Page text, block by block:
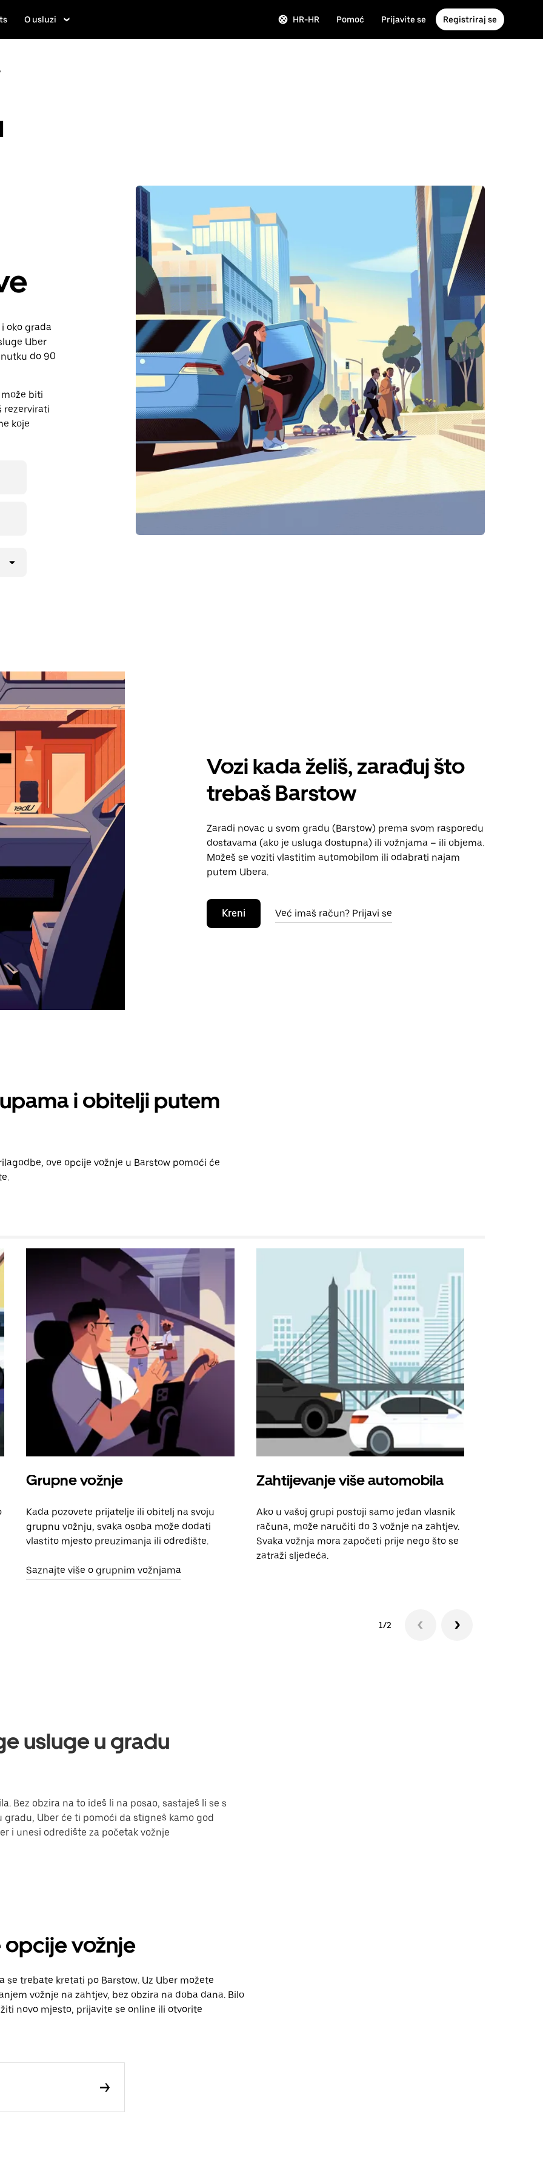
O usluzi HR-HR Pomoć Prijavite se Registriraj se
oko grada
Uber
do 90
biti
rezervirati
koje
Vozi kada želiš, zarađuj što
trebaš Barstow
Zaradi novac u svom gradu (Barstow) prema svom rasporedu
dostavama (ako je usluga dostupna) ili vožnjama – ili objema.
Možeš se voziti vlastitim automobilom ili odabrati najam
putem Ubera.
Kreni Već imaš račun? Prijavi se
i obitelji putem
ove opcije vožnje u Barstow pomoći će
Grupne vožnje
Kada pozovete prijatelje ili obitelj na svoju
grupnu vožnju, svaka osoba može dodati
vlastito mjesto preuzimanja ili odredište.
Saznajte više o grupnim vožnjama
Zahtijevanje više automobila
Ako u vašoj grupi postoji samo jedan vlasnik
računa, može naručiti do 3 vožnje na zahtjev.
Svaka vožnja mora započeti prije nego što se
zatraži sljedeća.
1/2
usluge u gradu
Bez obzira na to ideš li na posao, sastaješ li se s
Uber će ti pomoći da stigneš kamo god
i unesi odredište za početak vožnje
opcije vožnje
trebate kretati po Barstow. Uz Uber možete
vožnje na zahtjev, bez obzira na doba dana. Bilo
novo mjesto, prijavite se online ili otvorite